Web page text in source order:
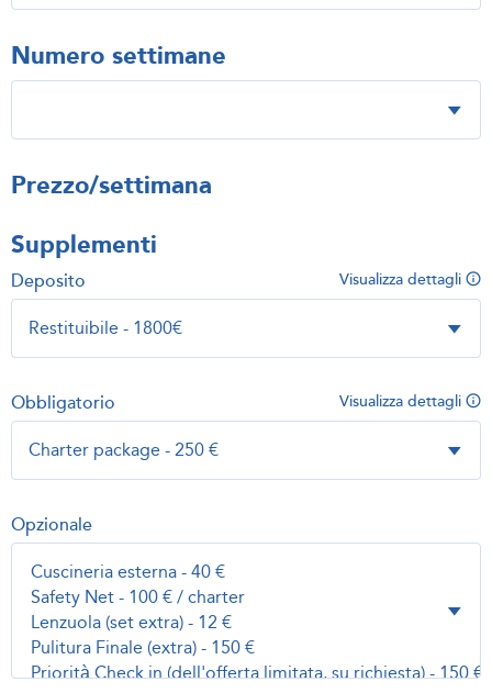
Numero settimane
Prezzo/settimana
Supplementi
Visualizza dettagli
Deposito
Visualizza dettagli
Obbligatorio
Opzionale